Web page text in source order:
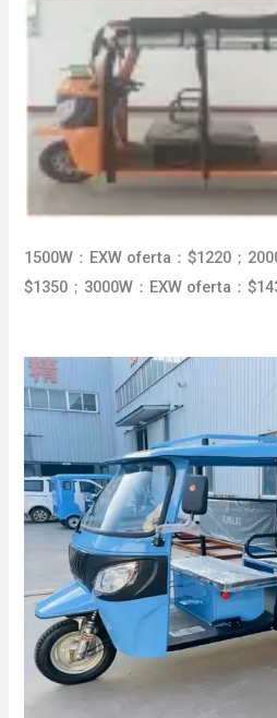
1500W：EXW oferta：$1220；
$1350；3000W：EXW oferta：